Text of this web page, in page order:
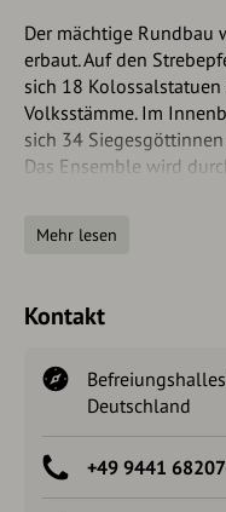
Der mächtige Rundbau
erbaut. Auf den
sich 18
Volksstämme. Im
sich 34
Das Ensemble wird
weiter Blick über die
Aufstieg.
Der Kuppelsaal ist für
eingeschränkte
Mehr lesen
Kontakt
Deutschland
+49 9441